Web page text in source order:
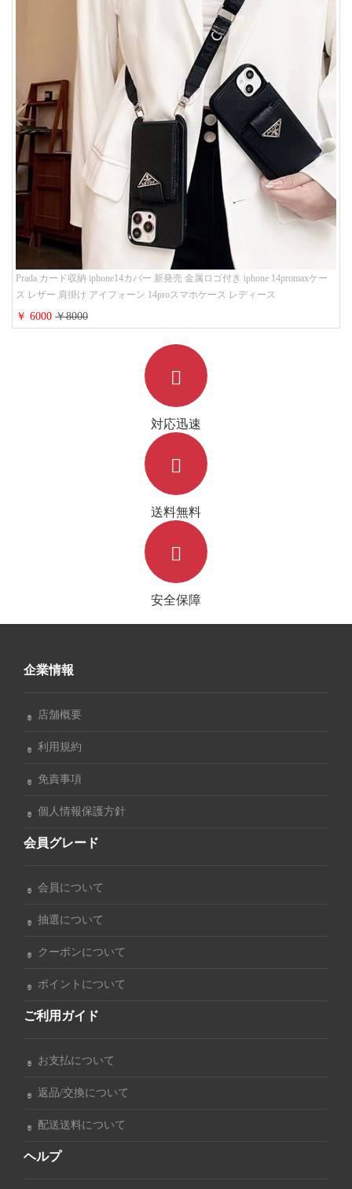
Prada カード収納 iphone14カバー 新発売 金属ロゴ付き iphone 14promaxケー
ス レザー 肩掛け アイフォーン 14proスマホケース レディース
￥ 6000￥8000
対応迅速
送料無料
安全保障
企業情報
店舗概要
利用規約
免責事項
個人情報保護方針
会員グレード
会員について
抽選について
クーポンについて
ポイントについて
ご利用ガイド
お支払について
返品/交換について
配送送料について
ヘルプ